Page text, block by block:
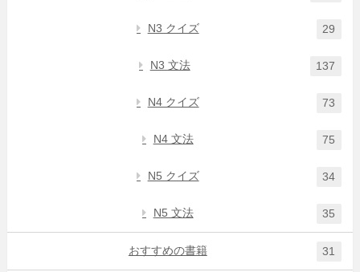
N3 クイズ 29
N3 文法 137
N4 クイズ 73
N4 文法 75
N5 クイズ 34
N5 文法 35
おすすめの書籍 31